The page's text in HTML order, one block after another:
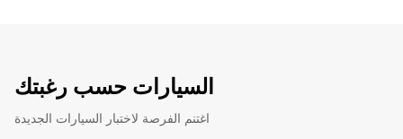
السيارات حسب رغبتك
اغتنم الفرصة لاختبار السيارات الجديدة